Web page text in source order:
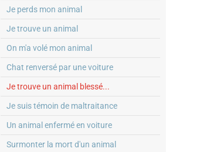
Je perds mon animal
Je trouve un animal
On m'a volé mon animal
Chat renversé par une voiture
Je trouve un animal blessé...
Je suis témoin de maltraitance
Un animal enfermé en voiture
Surmonter la mort d'un animal